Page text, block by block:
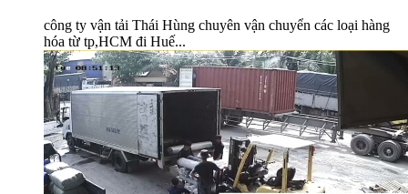
công ty vận tải Thái Hùng chuyên vận chuyển các loại hàng
hóa từ tp,HCM đi Huế...